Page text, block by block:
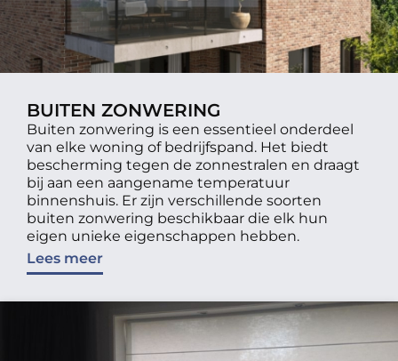
BUITEN ZONWERING
Buiten zonwering is een essentieel onderdeel
van elke woning of bedrijfspand. Het biedt
bescherming tegen de zonnestralen en draagt
bij aan een aangename temperatuur
binnenshuis. Er zijn verschillende soorten
buiten zonwering beschikbaar die elk hun
eigen unieke eigenschappen hebben.
Lees meer